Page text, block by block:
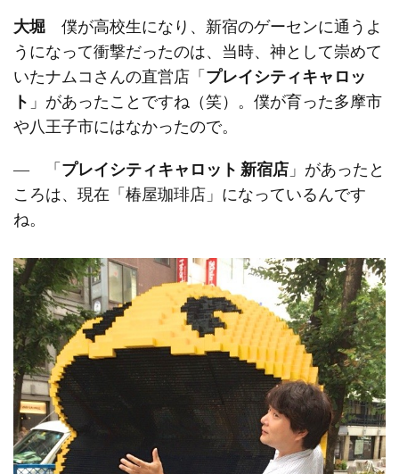
大堀 僕が高校生になり、新宿のゲーセンに通うよ
うになって衝撃だったのは、当時、神として崇めて
いたナムコさんの直営店「プレイシティキャロッ
ト 」があったことですね（笑）。僕が育った多摩市
や八王子市にはなかったので。
― 「プレイシティキャロット 新宿店 」があったと
ころは、現在「椿屋珈琲店」になっているんです
ね。